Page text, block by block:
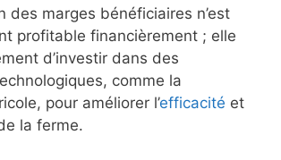
des marges bénéficiaires n’est
profitable financièrement ; elle
d’investir dans des
comme la
pour améliorer l’efficacité et
la ferme.